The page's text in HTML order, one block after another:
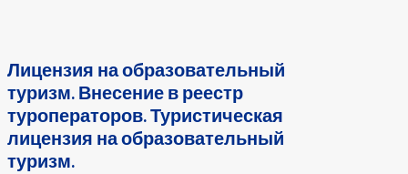
Лицензия на образовательный
туризм. Внесение в реестр
туроператоров. Туристическая
лицензия на образовательный
туризм.